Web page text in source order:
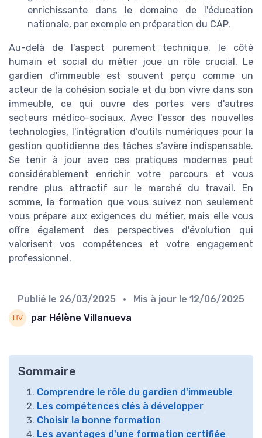
enrichissante dans le domaine de l'éducation
nationale, par exemple en préparation du CAP.
Au-delà de l'aspect purement technique, le côté
humain et social du métier joue un rôle crucial. Le
gardien d'immeuble est souvent perçu comme un
acteur de la cohésion sociale et du bon vivre dans son
immeuble, ce qui ouvre des portes vers d'autres
secteurs médico-sociaux. Avec l'essor des nouvelles
technologies, l'intégration d'outils numériques pour la
gestion quotidienne des tâches s'avère indispensable.
Se tenir à jour avec ces pratiques modernes peut
considérablement enrichir votre parcours et vous
rendre plus attractif sur le marché du travail. En
somme, la formation que vous suivez non seulement
vous prépare aux exigences du métier, mais elle vous
offre également des perspectives d'évolution qui
valorisent vos compétences et votre engagement
professionnel.
Publié le 26/03/2025 • Mis à jour le 12/06/2025
par Hélène Villanueva
Sommaire
Comprendre le rôle du gardien d'immeuble
Les compétences clés à développer
Choisir la bonne formation
Les avantages d'une formation certifiée